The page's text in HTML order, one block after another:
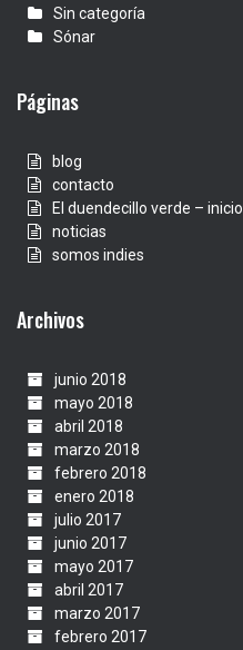
Sin categoría
Sónar
Páginas
blog
contacto
El duendecillo verde – inicio
noticias
somos indies
Archivos
junio 2018
mayo 2018
abril 2018
marzo 2018
febrero 2018
enero 2018
julio 2017
junio 2017
mayo 2017
abril 2017
marzo 2017
febrero 2017